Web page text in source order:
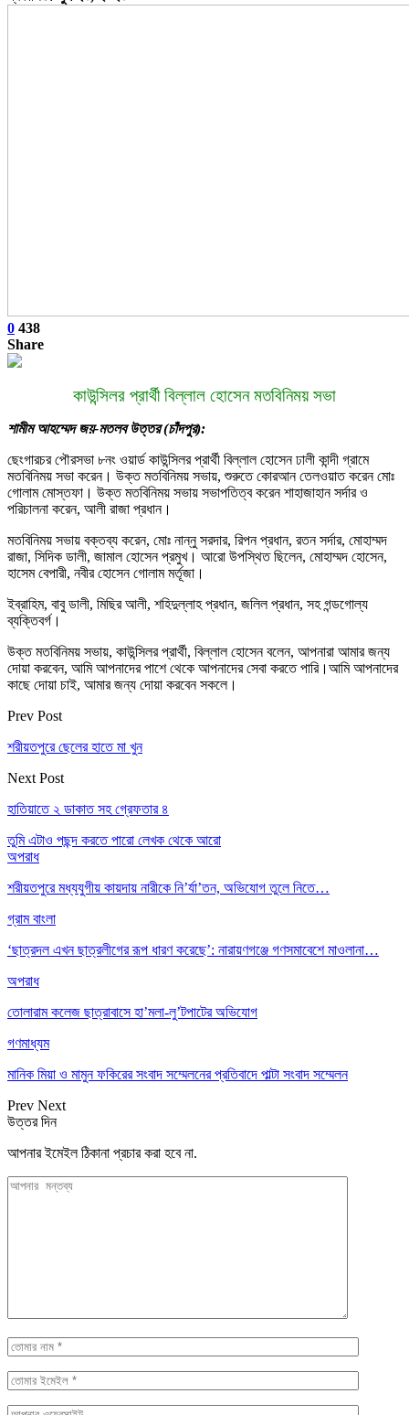
0 438
Share
কাউন্সিলর প্রার্থী বিল্লাল হোসেন মতবিনিময় সভা
শামীম আহম্মেদ জয়-মতলব উত্তর (চাঁদপুর):
ছেংগারচর পৌরসভা ৮নং ওয়ার্ড কাউন্সিলর প্রার্থী বিল্লাল হোসেন ঢালী কান্দী গ্রামে
মতবিনিময় সভা করেন। উক্ত মতবিনিময় সভায়, শুরুতে কোরআন তেলওয়াত করেন মোঃ
গোলাম মোস্তফা। উক্ত মতবিনিময় সভায় সভাপতিত্ব করেন শাহাজাহান সর্দার ও
পরিচালনা করেন, আলী রাজা প্রধান।
মতবিনিময় সভায় বক্তব্য করেন, মোঃ নান্নু সরদার, রিপন প্রধান, রতন সর্দার, মোহাম্মদ
রাজা, সিদিক ডালী, জামাল হোসেন প্রমুখ। আরো উপস্থিত ছিলেন, মোহাম্মদ হোসেন,
হাসেম বেপারী, নবীর হোসেন গোলাম মর্তূজা।
ইব্রাহিম, বাবু ডালী, মিছির আলী, শহিদুল্লাহ প্রধান, জলিল প্রধান, সহ গন্ডগোল্য
ব্যক্তিবর্গ।
উক্ত মতবিনিময় সভায়, কাউন্সিলর প্রার্থী, বিল্লাল হোসেন বলেন, আপনারা আমার জন্য
দোয়া করবেন, আমি আপনাদের পাশে থেকে আপনাদের সেবা করতে পারি।আমি আপনাদের
কাছে দোয়া চাই, আমার জন্য দোয়া করবেন সকলে।
Prev Post
শরীয়তপুরে ছেলের হাতে মা খুন
Next Post
হাতিয়াতে ২ ডাকাত সহ গ্রেফতার ৪
তুমি এটাও পছন্দ করতে পারো লেখক থেকে আরো
অপরাধ
শরীয়তপুরে মধ্যযুগীয় কায়দায় নারীকে নি’র্যা’তন, অভিযোগ তুলে নিতে…
গ্রাম বাংলা
‘ছাত্রদল এখন ছাত্রলীগের রূপ ধারণ করেছে’: নারায়ণগঞ্জে গণসমাবেশে মাওলানা…
অপরাধ
তোলারাম কলেজ ছাত্রাবাসে হা’মলা-লু’টপাটের অভিযোগ
গণমাধ্যম
মানিক মিয়া ও মামুন ফকিরের সংবাদ সম্মেলনের প্রতিবাদে পাল্টা সংবাদ সম্মেলন
Prev Next
উত্তর দিন
আপনার ইমেইল ঠিকানা প্রচার করা হবে না.